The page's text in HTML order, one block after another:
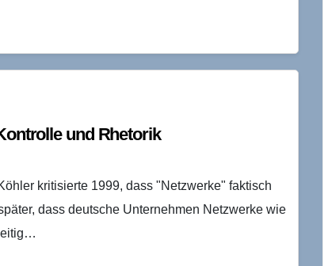
und Rhetorik
kritisierte 1999, dass "Netzwerke" faktisch
dass deutsche Unternehmen Netzwerke wie